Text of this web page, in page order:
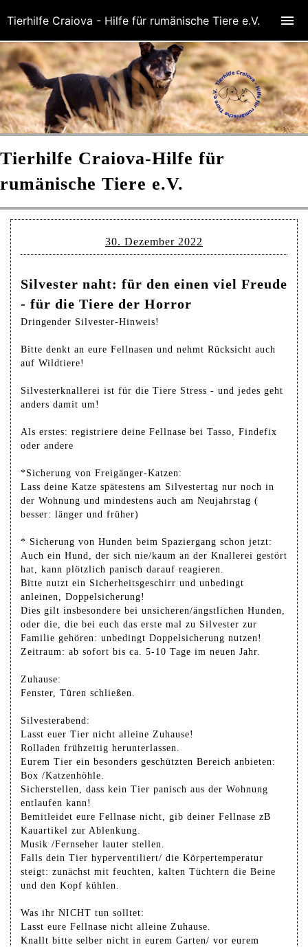
Tierhilfe Craiova-Hilfe für
rumänische Tiere e.V.
30. Dezember 2022
Silvester naht: für den einen viel Freude
- für die Tiere der Horror
Dringender Silvester-Hinweis!
Bitte denkt an eure Fellnasen und nehmt Rücksicht auch
auf Wildtiere!
Silvesterknallerei ist für die Tiere Stress - und jedes geht
anders damit um!
Als erstes: registriere deine Fellnase bei Tasso, Findefix
oder andere
*Sicherung von Freigänger-Katzen:
Lass deine Katze spätestens am Silvestertag nur noch in
der Wohnung und mindestens auch am Neujahrstag (
besser: länger und früher)
* Sicherung von Hunden beim Spaziergang schon jetzt:
Auch ein Hund, der sich nie/kaum an der Knallerei gestört
hat, kann plötzlich panisch darauf reagieren.
Bitte nutzt ein Sicherheitsgeschirr und unbedingt
anleinen, Doppelsicherung!
Dies gilt insbesondere bei unsicheren/ängstlichen Hunden,
oder die, die bei euch das erste mal zu Silvester zur
Familie gehören: unbedingt Doppelsicherung nutzen!
Zeitraum: ab sofort bis ca. 5-10 Tage im neuen Jahr.
Zuhause:
Fenster, Türen schließen.
Silvesterabend:
Lasst euer Tier nicht alleine Zuhause!
Rolladen frühzeitig herunterlassen.
Eurem Tier ein besonders geschützten Bereich anbieten:
Box /Katzenhöhle.
Sicherstellen, dass kein Tier panisch aus der Wohnung
entlaufen kann!
Bemitleidet eure Fellnase nicht, gib deiner Fellnase zB
Kauartikel zur Ablenkung.
Musik /Fernseher lauter stellen.
Falls dein Tier hyperventiliert/ die Körpertemperatur
steigt: zunächst mit feuchten, kalten Tüchtern die Beine
und den Kopf kühlen.
Was ihr NICHT tun solltet:
Lasst eure Fellnase nicht alleine Zuhause.
Knallt bitte selber nicht in eurem Garten/ vor eurem
Tierhilfe Craiova - Hilfe für rumänische Tiere e.V.